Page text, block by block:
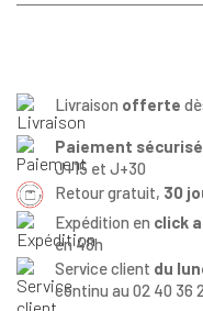
Livraison offerte
Paiement sécurisé
J+15 et J+30
Retour gratuit, 30
Expédition en click
en 48h
Service client du
continu au 02 40 36